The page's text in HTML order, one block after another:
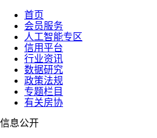
首页
会员服务
人工智能专区
信用平台
行业资讯
数据研究
政策法规
专题栏目
有关房协
信息公开